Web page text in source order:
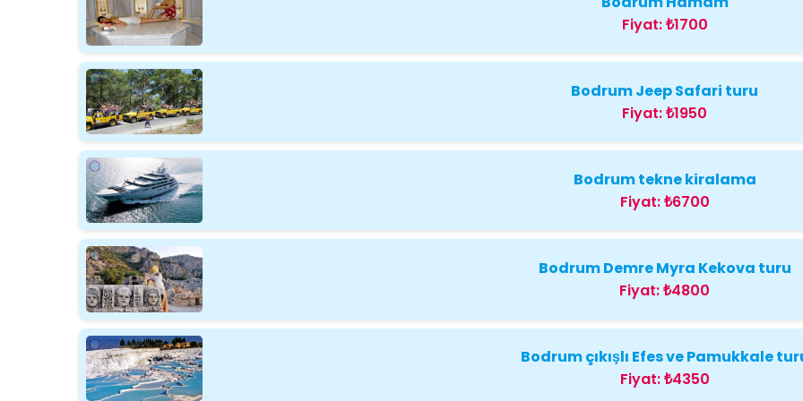
Fiyat:₺1700
Bodrum Jeep Safari turu
Fiyat:₺1950
Bodrum tekne kiralama
Fiyat:₺6700
Bodrum Demre Myra Kekova turu
Fiyat:₺4800
Bodrum çıkışlı Efes ve Pamukkale
Fiyat:₺4350